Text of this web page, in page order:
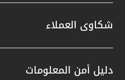
شكاوى العملاء
دليل أمن المعلومات